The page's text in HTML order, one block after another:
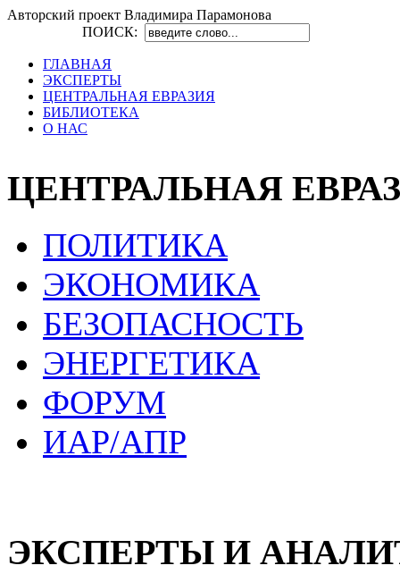
Авторский проект Владимира Парамонова
ПОИСК:
ГЛАВНАЯ
ЭКСПЕРТЫ
ЦЕНТРАЛЬНАЯ ЕВРАЗИЯ
БИБЛИОТЕКА
О НАС
ЦЕНТРАЛЬНАЯ
ПОЛИТИКА
ЭКОНОМИКА
БЕЗОПАСНОСТЬ
ЭНЕРГЕТИКА
ФОРУМ
ИАР/АПР
ЭКСПЕРТЫ И